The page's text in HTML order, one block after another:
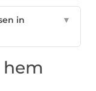
in
▼
hem